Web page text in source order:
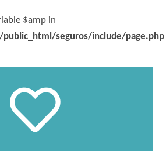
$amp in
seguros/include/page.php